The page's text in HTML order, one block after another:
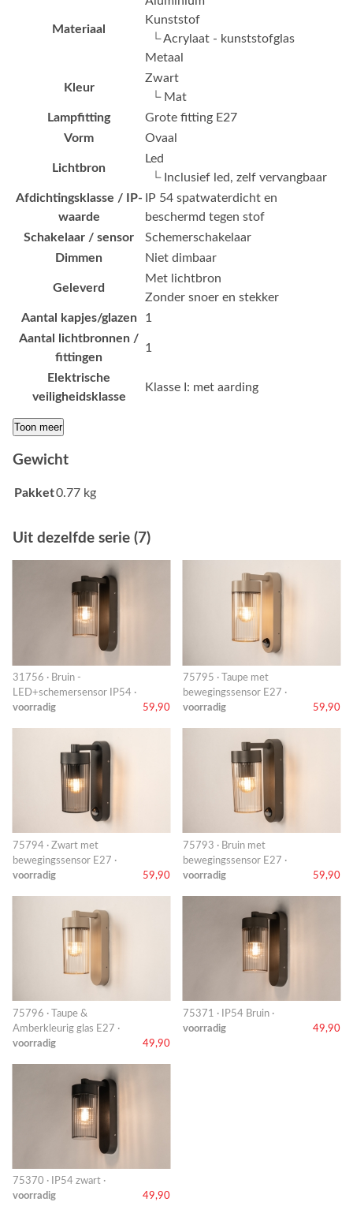
Materiaal
Kunststof
└ Acrylaat - kunststofglas
Metaal
Kleur
Zwart
└ Mat
Lampfitting
Grote fitting E27
Vorm
Ovaal
Lichtbron
Led
└ Inclusief led, zelf vervangbaar
Afdichtingsklasse / IP-
waarde
IP 54 spatwaterdicht en
beschermd tegen stof
Schakelaar / sensor
Schemerschakelaar
Dimmen
Niet dimbaar
Geleverd
Met lichtbron
Zonder snoer en stekker
Aantal kapjes/glazen
1
Aantal lichtbronnen /
fittingen
1
Elektrische
veiligheidsklasse
Klasse I: met aarding
Toon meer
Gewicht
Pakket0.77 kg
Uit dezelfde serie (7)
31756 · Bruin -
LED+schemersensor IP54 ·
voorradig
59,90
75795 · Taupe met
bewegingssensor E27 ·
voorradig
59,90
75794 · Zwart met
bewegingssensor E27 ·
voorradig
59,90
75793 · Bruin met
bewegingssensor E27 ·
voorradig
59,90
75796 · Taupe &
Amberkleurig glas E27 ·
voorradig
49,90
75371 · IP54 Bruin ·
voorradig
49,90
75370 · IP54 zwart ·
voorradig
49,90